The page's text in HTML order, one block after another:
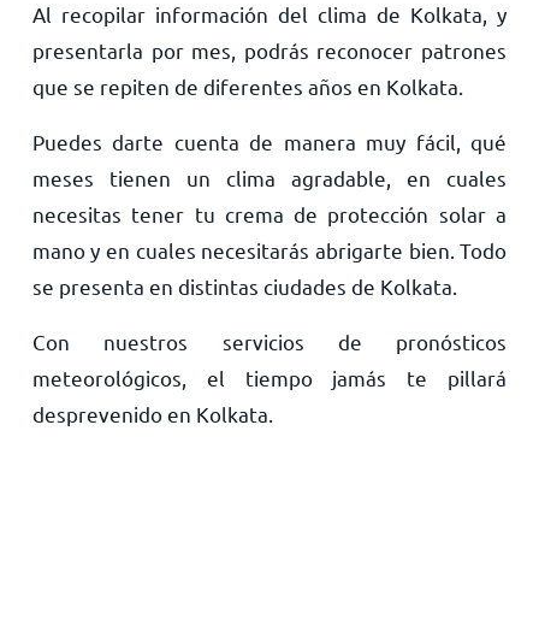
Al recopilar información del clima de Kolkata, y
presentarla por mes, podrás reconocer patrones
que se repiten de diferentes años en Kolkata.
Puedes darte cuenta de manera muy fácil, qué
meses tienen un clima agradable, en cuales
necesitas tener tu crema de protección solar a
mano y en cuales necesitarás abrigarte bien. Todo
se presenta en distintas ciudades de Kolkata.
Con nuestros servicios de pronósticos
meteorológicos, el tiempo jamás te pillará
desprevenido en Kolkata.